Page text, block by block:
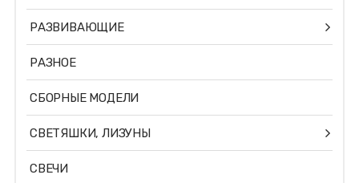
РАЗВИВАЮЩИЕ
РАЗНОЕ
СБОРНЫЕ МОДЕЛИ
СВЕТЯШКИ, ЛИЗУНЫ
СВЕЧИ